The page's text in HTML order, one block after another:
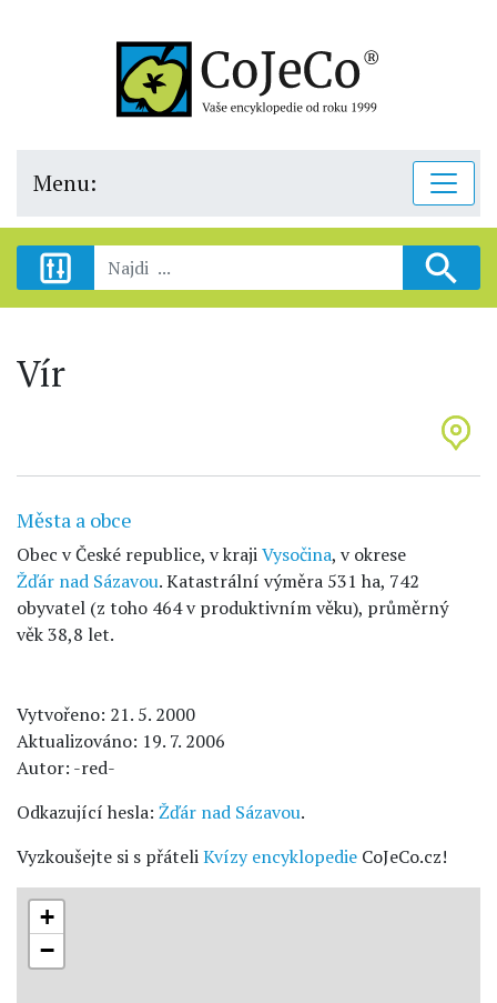
Menu:
Vír
Města a obce
Obec v České republice, v krajiVysočina, v okrese
Žďár nad Sázavou. Katastrální výměra 531 ha, 742
obyvatel (z toho 464 v produktivním věku), průměrný
věk 38,8 let.
Vytvořeno: 21. 5. 2000
Aktualizováno: 19. 7. 2006
Autor: -red-
Odkazující hesla: Žďár nad Sázavou.
Vyzkoušejte si s přáteliKvízy encyklopedie CoJeCo.cz!
+
−